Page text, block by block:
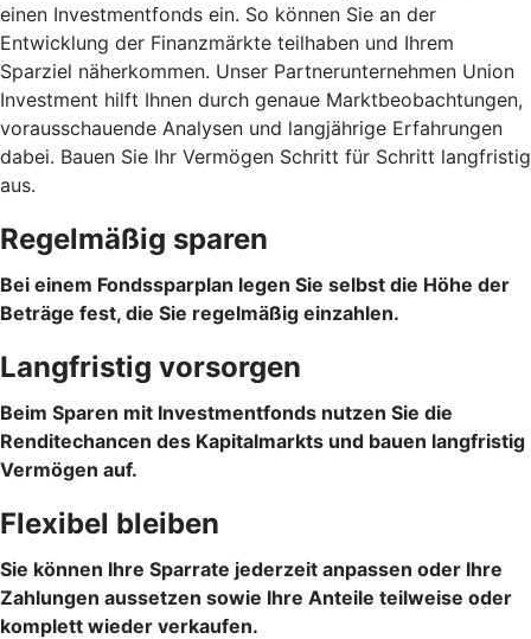
einen Investmentfonds ein. So können Sie an der
Entwicklung der Finanzmärkte teilhaben und Ihrem
Sparziel näherkommen. Unser Partnerunternehmen Union
Investment hilft Ihnen durch genaue Marktbeobachtungen,
vorausschauende Analysen und langjährige Erfahrungen
dabei. Bauen Sie Ihr Vermögen Schritt für Schritt langfristig
aus.
Regelmäßig sparen
Bei einem Fondssparplan legen Sie selbst die Höhe der
Beträge fest, die Sie regelmäßig einzahlen.
Langfristig vorsorgen
Beim Sparen mit Investmentfonds nutzen Sie die
Renditechancen des Kapitalmarkts und bauen langfristig
Vermögen auf.
Flexibel bleiben
Sie können Ihre Sparrate jederzeit anpassen oder Ihre
Zahlungen aussetzen sowie Ihre Anteile teilweise oder
komplett wieder verkaufen.